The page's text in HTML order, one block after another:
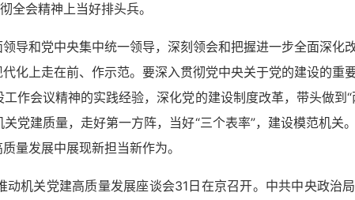
全会精神上当好排头兵。
导和党中央集中统一领导，深刻领会和把握进一步全面深化
化上走在前、作示范。要深入贯彻党中央关于党的建设的重
作会议精神的实践经验，深化党的建设制度改革，带头做到
党建质量，走好第一方阵，当好“三个表率”，建设模范机关
量发展中展现新担当新作为。
机关党建高质量发展座谈会31日在京召开。中共中央政治